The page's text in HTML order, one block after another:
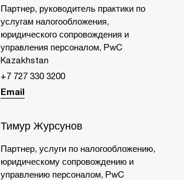
Партнер, руководитель практики по
услугам налогообложения,
юридического сопровождения и
управления персоналом, PwC
Kazakhstan
+7 727 330 3200
Email
Тимур Журсунов
Партнер, услуги по налогообложению,
юридическому сопровождению и
управлению персоналом, PwC